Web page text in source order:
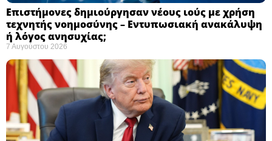
Επιστήμονες δημιούργησαν νέους ιούς με χρήση
τεχνητής νοημοσύνης – Εντυπωσιακή ανακάλυψη
ή λόγος ανησυχίας; ​
7 Αυγούστου 2026